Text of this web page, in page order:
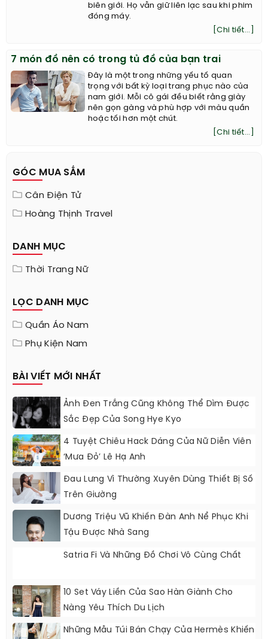
biên giới. Họ vẫn giữ liên lạc sau khi phim
đóng máy.
[Chi tiết...]
7 món đồ nên có trong tủ đồ của bạn trai
Đây là một trong những yếu tố quan
trọng với bất kỳ loại trang phục nào của
nam giới. Mỗi cô gái đều biết rằng giày
nên gọn gàng và phù hợp với màu quần
hoặc tối hơn một chút.
[Chi tiết...]
GÓC MUA SẮM
Cân Điện Tử
Hoàng Thịnh Travel
DANH MỤC
Thời Trang Nữ
LỌC DANH MỤC
Quần Áo Nam
Phụ Kiện Nam
BÀI VIẾT MỚI NHẤT
Ảnh Đen Trắng Cũng Không Thể Dìm Được
Sắc Đẹp Của Song Hye Kyo
4 Tuyệt Chiêu Hack Dáng Của Nữ Diễn Viên
‘Mưa Đỏ’ Lê Hạ Anh
Đau Lưng Vì Thường Xuyên Dùng Thiết Bị Số
Trên Giường
Dương Triệu Vũ Khiến Đàn Anh Nể Phục Khi
Tậu Được Nhà Sang
Satria Fi Và Những Đồ Chơi Vô Cùng Chất
10 Set Váy Liền Của Sao Hàn Giành Cho
Nàng Yêu Thích Du Lịch
Những Mẫu Túi Bán Chạy Của Hermès Khiến